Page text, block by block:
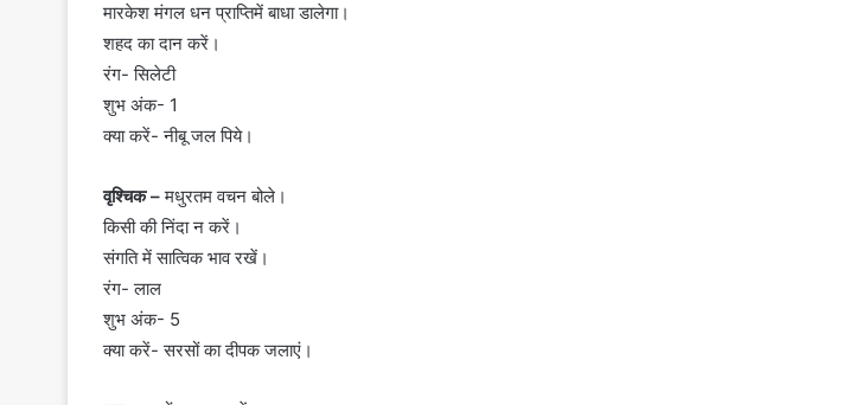
मारकेश मंगल धन प्राप्तिमें बाधा डालेगा।
शहद का दान करें।
रंग- सिलेटी
शुभ अंक- 1
क्या करें- नीबू जल पिये।
वृश्चिक –मधुरतम वचन बोले।
किसी की निंदा न करें।
संगति में सात्विक भाव रखें।
रंग- लाल
शुभ अंक- 5
क्या करें- सरसों का दीपक जलाएं।